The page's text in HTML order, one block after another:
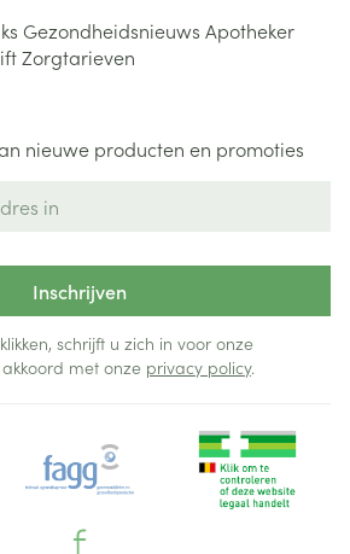
Gezondheidsnieuws Apotheker
Zorgtarieven
nieuwe producten en promoties
Inschrijven
schrijft u zich in voor onze
met onze privacy policy.